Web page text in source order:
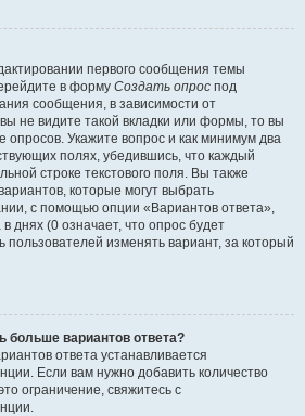
первого сообщения темы
в форму Создать опрос под
сообщения, в зависимости от
не видите такой вкладки или формы, то вы
опросов. Укажите вопрос и как минимум два
полях, убедившись, что каждый
строке текстового поля. Вы также
которые могут выбрать
с помощью опции «Вариантов ответа»,
днях (0 означает, что опрос будет
изменять вариант, за который
больше вариантов ответа?
ответа устанавливается
Если вам нужно добавить количество
ограничение, свяжитесь с